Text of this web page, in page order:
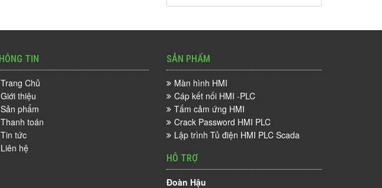
TIN
Trang Chủ
Giới thiệu
Sản phẩm
Thanh toán
Tin tức
Liên hệ
SẢN PHẨM
Màn hình HMI
Cáp kết nối HMI -PLC
Tấm cảm ứng HMI
Crack Password HMI PLC
Lập trình Tủ điện HMI PLC Scada
HỖ TRỢ
Đoàn Hậu